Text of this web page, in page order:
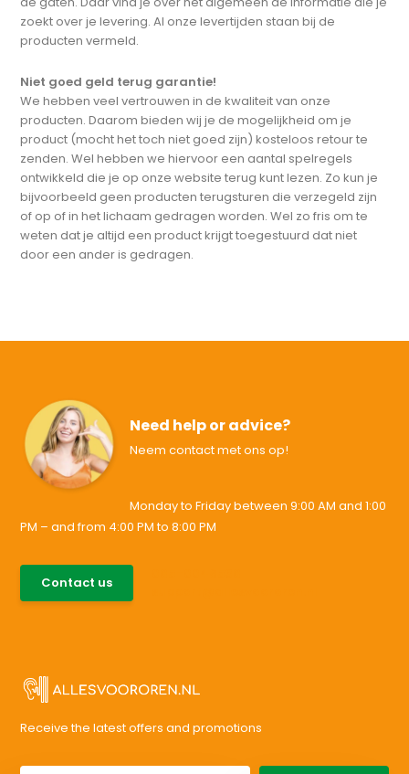
zoekt over je levering. Al onze levertijden staan bij de
producten vermeld.
Niet goed geld terug garantie!
We hebben veel vertrouwen in de kwaliteit van onze
producten. Daarom bieden wij je de mogelijkheid om je
product (mocht het toch niet goed zijn) kosteloos retour te
zenden. Wel hebben we hiervoor een aantal spelregels
ontwikkeld die je op onze website terug kunt lezen. Zo kun je
bijvoorbeeld geen producten terugsturen die verzegeld zijn
of op of in het lichaam gedragen worden. Wel zo fris om te
weten dat je altijd een product krijgt toegestuurd dat niet
door een ander is gedragen.
Need help or advice?
Neem contact met ons op!
Monday to Friday between 9:00 AM and 1:00
PM – and from 4:00 PM to 8:00 PM
Contact us
Receive the latest offers and promotions